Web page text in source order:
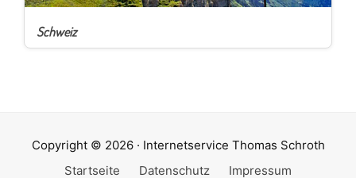
Schweiz
Copyright © 2026 · Internetservice Thomas Schroth
Startseite
Datenschutz Impressum